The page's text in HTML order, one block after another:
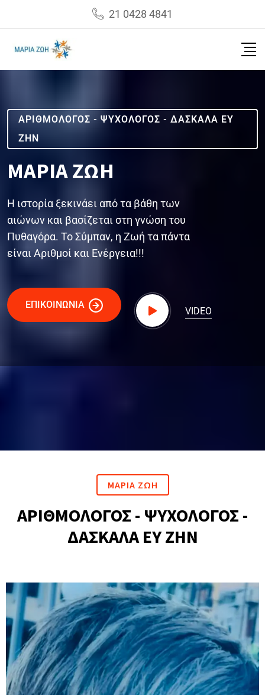
21 0428 4841
ΑΡΙΘΜΟΛΟΓΟΣ - ΨΥΧΟΛΟΓΟΣ - ΔΑΣΚΑΛΑ ΕΥ
ΖΗΝ
ΜΑΡΙΑ ΖΩΗ
Η ιστορία ξεκινάει από τα βάθη των
αιώνων και βασίζεται στη γνώση του
Πυθαγόρα. Το Σύμπαν, η Ζωή τα πάντα
είναι Αριθμοί και Ενέργεια!!!
ΕΠΙΚΟΙΝΩΝΙΑ
VIDEO
ΜΑΡΙΑ ΖΩΗ
ΑΡΙΘΜΟΛΟΓΟΣ - ΨΥΧΟΛΟΓΟΣ -
ΔΑΣΚΑΛΑ ΕΥ ΖΗΝ